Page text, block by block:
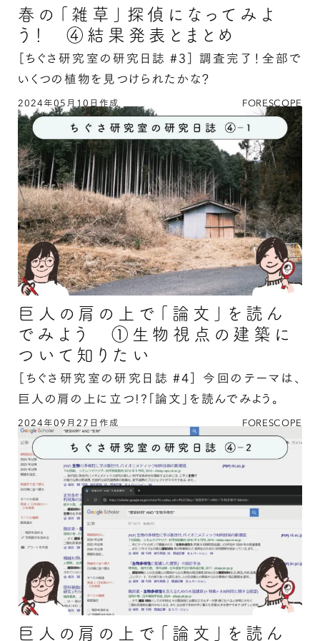
春の「雑草」探偵になってみよ
う！ ④結果発表とまとめ
［ちぐさ研究室の研究日誌 #3］ 調査完了！全部で
いくつの植物を見つけられたかな？
2024年05月10日作成 FORESCOPE
春の「雑草」探偵になってみよう！ ④結果発表
とまとめの続きを読む
巨人の肩の上で「論文」を読ん
でみよう ①生物視点の建築に
ついて知りたい
［ちぐさ研究室の研究日誌 #4］ 今回のテーマは、
巨人の肩の上に立つ!?「論文」を読んでみよう。
2024年09月27日作成 FORESCOPE
巨人の肩の上で「論文」を読んでみよう ①生物
視点の建築について知りたいの続きを読む
巨人の肩の上で「論文」を読ん